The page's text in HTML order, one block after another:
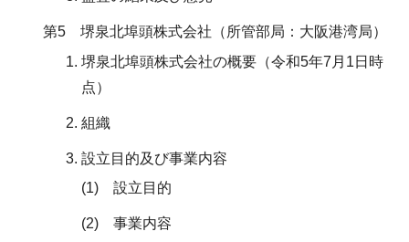
第5 堺泉北埠頭株式会社（所管部局：大阪港湾局）
堺泉北埠頭株式会社の概要（令和5年7月1日時
点）
組織
設立目的及び事業内容
(1) 設立目的
(2) 事業内容